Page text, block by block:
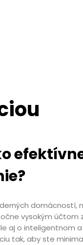
domácností,
vysokým účtom
aj o inteligentnom
tak, aby ste